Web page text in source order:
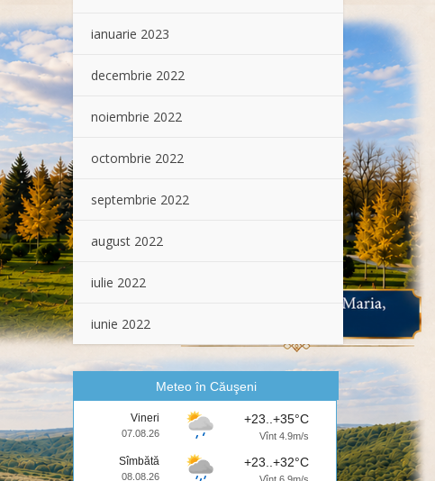
ianuarie 2023
decembrie 2022
noiembrie 2022
octombrie 2022
septembrie 2022
august 2022
iulie 2022
iunie 2022
Meteo în Căuşeni
Vineri
07.08.26
+23..+35°C
Vînt 4.9m/s
Sîmbătă
08.08.26
+23..+32°C